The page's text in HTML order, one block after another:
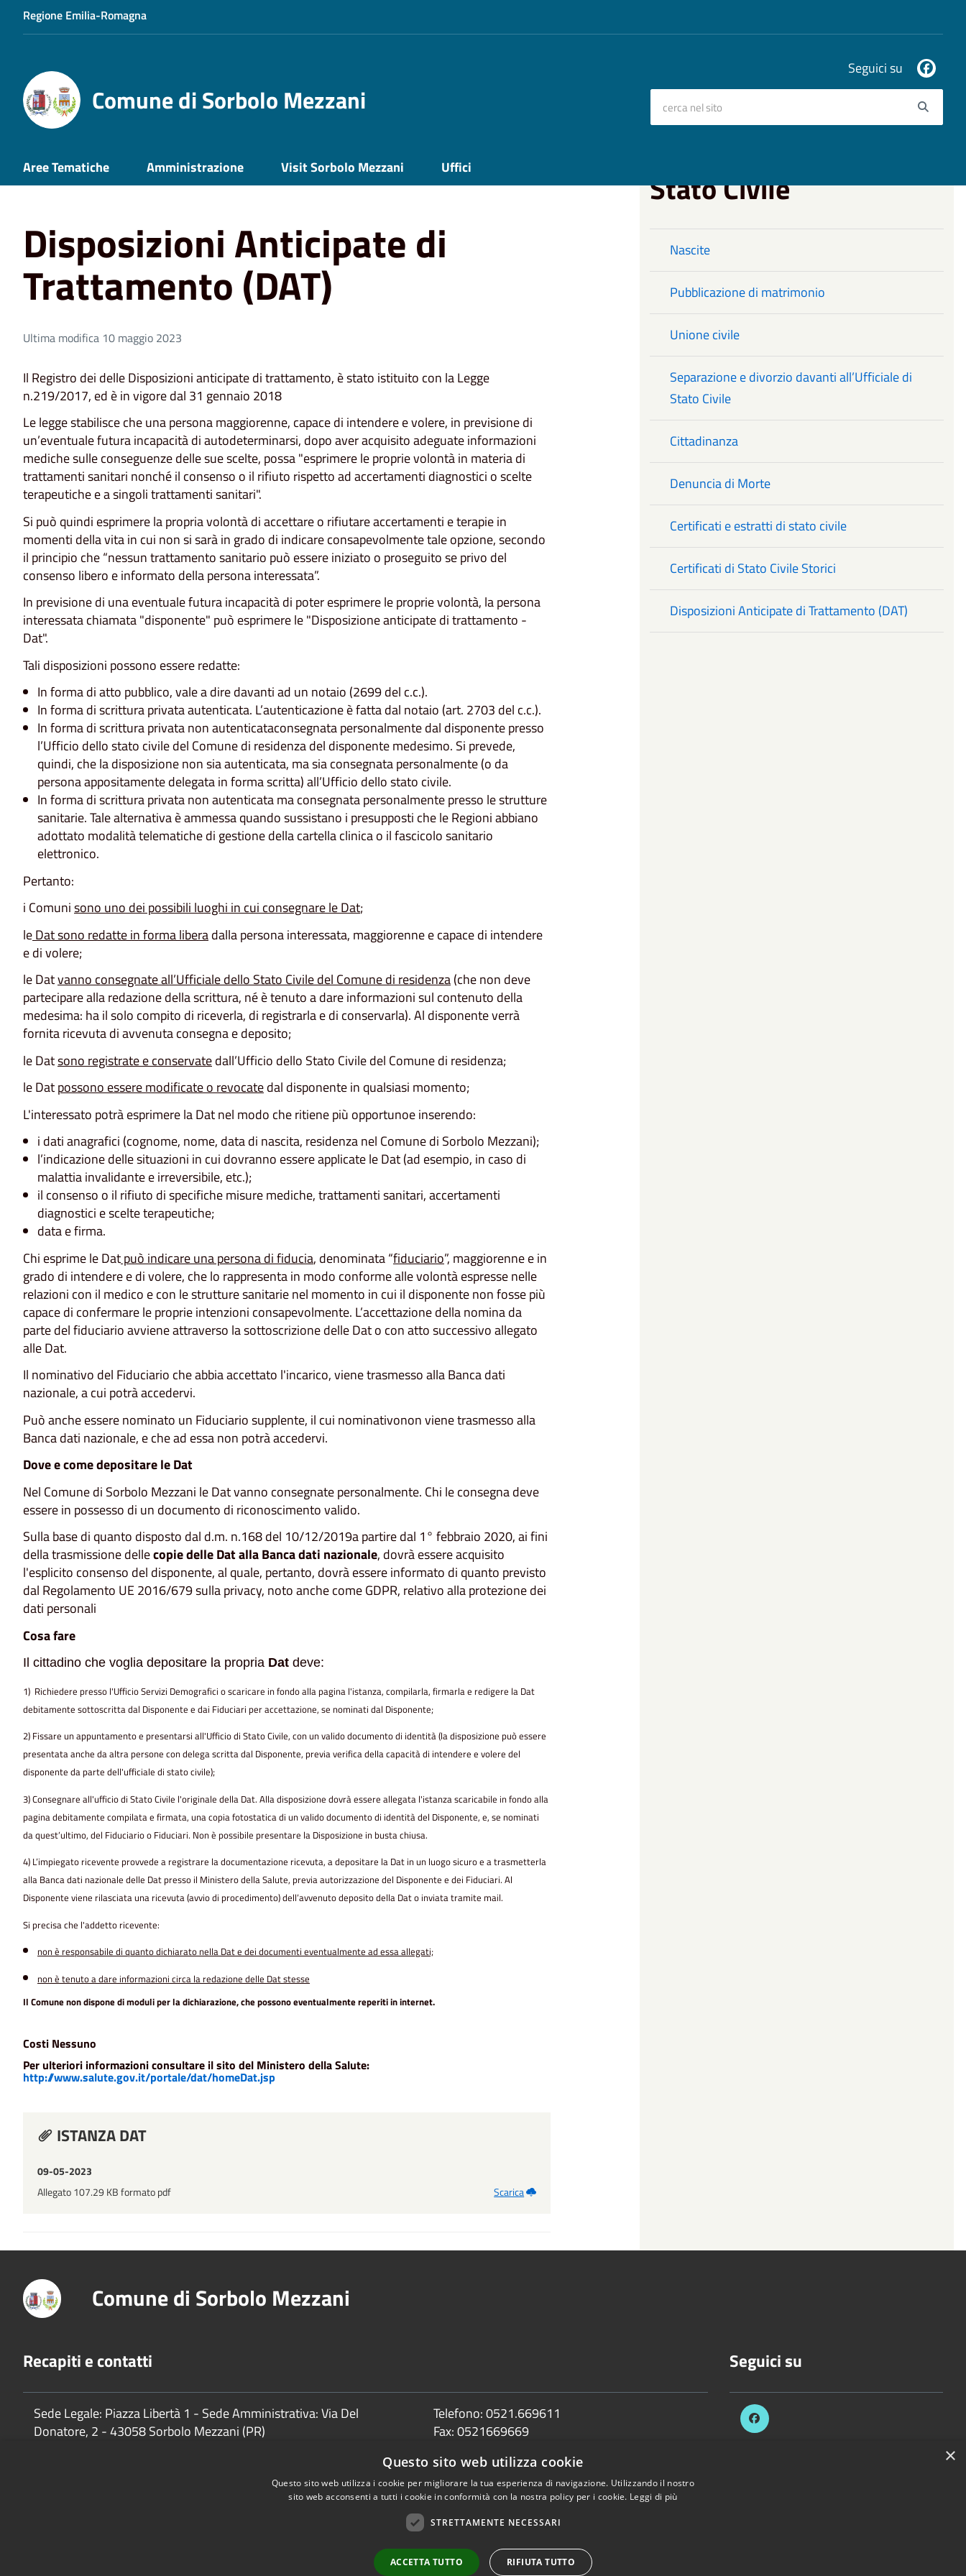
Regione Emilia-Romagna
Comune di Sorbolo Mezzani
Seguici su
Aree Tematiche Amministrazione Visit Sorbolo Mezzani Uffici
Home Aree Tematiche Servizi Demografici e Cimiteriali Stato Civile
Disposizioni Anticipate di
Disposizioni Anticipate di
Trattamento (DAT)
Ultima modifica 10 maggio 2023
Il Registro dei delle Disposizioni anticipate di trattamento, è stato istituito con la Legge
n.219/2017, ed è in vigore dal 31 gennaio 2018
Le legge stabilisce che una persona maggiorenne, capace di intendere e volere, in previsione di
un’eventuale futura incapacità di autodeterminarsi, dopo aver acquisito adeguate informazioni
mediche sulle conseguenze delle sue scelte, possa "esprimere le proprie volontà in materia di
trattamenti sanitari nonché il consenso o il rifiuto rispetto ad accertamenti diagnostici o scelte
terapeutiche e a singoli trattamenti sanitari".
Si può quindi esprimere la propria volontà di accettare o rifiutare accertamenti e terapie in
momenti della vita in cui non si sarà in grado di indicare consapevolmente tale opzione, secondo
il principio che “nessun trattamento sanitario può essere iniziato o proseguito se privo del
consenso libero e informato della persona interessata”.
In previsione di una eventuale futura incapacità di poter esprimere le proprie volontà, la persona
interessata chiamata "disponente" può esprimere le "Disposizione anticipate di trattamento -
Dat".
Tali disposizioni possono essere redatte:
In forma di atto pubblico, vale a dire davanti ad un notaio (2699 del c.c.).
In forma di scrittura privata autenticata. L’autenticazione è fatta dal notaio (art. 2703 del c.c.).
In forma di scrittura privata non autenticataconsegnata personalmente dal disponente presso
l’Ufficio dello stato civile del Comune di residenza del disponente medesimo. Si prevede,
quindi, che la disposizione non sia autenticata, ma sia consegnata personalmente (o da
persona appositamente delegata in forma scritta) all’Ufficio dello stato civile.
In forma di scrittura privata non autenticata ma consegnata personalmente presso le strutture
sanitarie. Tale alternativa è ammessa quando sussistano i presupposti che le Regioni abbiano
adottato modalità telematiche di gestione della cartella clinica o il fascicolo sanitario
elettronico.
Pertanto:
i Comunisono uno dei possibili luoghi in cui consegnare le Dat;
leDat sono redatte in forma liberadalla persona interessata, maggiorenne e capace di intendere
e di volere;
le Datvanno consegnate all’Ufficiale dello Stato Civile del Comune di residenza(che non deve
partecipare alla redazione della scrittura, né è tenuto a dare informazioni sul contenuto della
medesima: ha il solo compito di riceverla, di registrarla e di conservarla). Al disponente verrà
fornita ricevuta di avvenuta consegna e deposito;
le Datsono registrate e conservatedall’Ufficio dello Stato Civile del Comune di residenza;
le Datpossono essere modificate o revocatedal disponente in qualsiasi momento;
L'interessato potrà esprimere la Dat nel modo che ritiene più opportunoe inserendo:
i dati anagrafici (cognome, nome, data di nascita, residenza nel Comune di Sorbolo Mezzani);
l’indicazione delle situazioni in cui dovranno essere applicate le Dat (ad esempio, in caso di
malattia invalidante e irreversibile, etc.);
il consenso o il rifiuto di specifiche misure mediche, trattamenti sanitari, accertamenti
diagnostici e scelte terapeutiche;
data e firma.
Chi esprime le Datpuò indicare una persona di fiducia, denominata “fiduciario”, maggiorenne e in
grado di intendere e di volere, che lo rappresenta in modo conforme alle volontà espresse nelle
relazioni con il medico e con le strutture sanitarie nel momento in cui il disponente non fosse più
capace di confermare le proprie intenzioni consapevolmente. L’accettazione della nomina da
parte del fiduciario avviene attraverso la sottoscrizione delle Dat o con atto successivo allegato
alle Dat.
Il nominativo del Fiduciario che abbia accettato l'incarico, viene trasmesso alla Banca dati
nazionale, a cui potrà accedervi.
Può anche essere nominato un Fiduciario supplente, il cui nominativonon viene trasmesso alla
Banca dati nazionale, e che ad essa non potrà accedervi.
Dove e come depositare le Dat
Nel Comune di Sorbolo Mezzani le Dat vanno consegnate personalmente. Chi le consegna deve
essere in possesso di un documento di riconoscimento valido.
Sulla base di quanto disposto dal d.m. n.168 del 10/12/2019a partire dal 1° febbraio 2020, ai fini
della trasmissione dellecopie delle Dat alla Banca dati nazionale, dovrà essere acquisito
l'esplicito consenso del disponente, al quale, pertanto, dovrà essere informato di quanto previsto
dal Regolamento UE 2016/679 sulla privacy, noto anche come GDPR, relativo alla protezione dei
dati personali
Cosa fare
Il cittadino che voglia depositare la propria Dat deve:
1) Richiedere presso l'Ufficio Servizi Demografici o scaricare in fondo alla pagina l'istanza, compilarla, firmarla e redigere la Dat
debitamente sottoscritta dal Disponente e dai Fiduciari per accettazione, se nominati dal Disponente;
2) Fissare un appuntamento e presentarsi all'Ufficio di Stato Civile, con un valido documento di identità (la disposizione può essere
presentata anche da altra persone con delega scritta dal Disponente, previa verifica della capacità di intendere e volere del
disponente da parte dell'ufficiale di stato civile);
3) Consegnare all'ufficio di Stato Civile l'originale della Dat. Alla disposizione dovrà essere allegata l'istanza scaricabile in fondo alla
pagina debitamente compilata e firmata, una copia fotostatica di un valido documento di identità del Disponente, e, se nominati
da quest’ultimo, del Fiduciario o Fiduciari. Non è possibile presentare la Disposizione in busta chiusa.
4) L’impiegato ricevente provvede a registrare la documentazione ricevuta, a depositare la Dat in un luogo sicuro e a trasmetterla
alla Banca dati nazionale delle Dat presso il Ministero della Salute, previa autorizzazione del Disponente e dei Fiduciari. Al
Disponente viene rilasciata una ricevuta (avvio di procedimento) dell’avvenuto deposito della Dat o inviata tramite mail.
Si precisa che l'addetto ricevente:
non è responsabile di quanto dichiarato nella Dat e dei documenti eventualmente ad essa allegati;
non è tenuto a dare informazioni circa la redazione delle Dat stesse
Il Comune non dispone di moduli per la dichiarazione, che possono eventualmente reperiti in internet.
Costi Nessuno
Per ulteriori informazioni consultare il sito del Ministero della Salute:
http://www.salute.gov.it/portale/dat/homeDat.jsp
ISTANZA DAT
09-05-2023
Allegato 107.29 KB formato pdf
Scarica
Stato Civile
Nascite
Pubblicazione di matrimonio
Unione civile
Separazione e divorzio davanti all’Ufficiale di
Stato Civile
Cittadinanza
Denuncia di Morte
Certificati e estratti di stato civile
Certificati di Stato Civile Storici
Disposizioni Anticipate di Trattamento (DAT)
Comune di Sorbolo Mezzani
Recapiti e contatti
Sede Legale: Piazza Libertà 1 - Sede Amministrativa: Via Del
Donatore, 2 - 43058 Sorbolo Mezzani (PR)
Telefono:0521.669611
Fax:0521669669
Pec:
protocollo@postacert.comune.sorbolomezzani.pr.it
Seguici su
Copyright © 2026 • Comune di Sorbolo Mezzani • Powered by
×
Questo sito web utilizza cookie
Questo sito web utilizza i cookie per migliorare la tua esperienza di navigazione. Utilizzando il nostro
sito web acconsenti a tutti i cookie in conformità con la nostra policy per i cookie. Leggi di più
STRETTAMENTE NECESSARI
ACCETTA TUTTO RIFIUTA TUTTO